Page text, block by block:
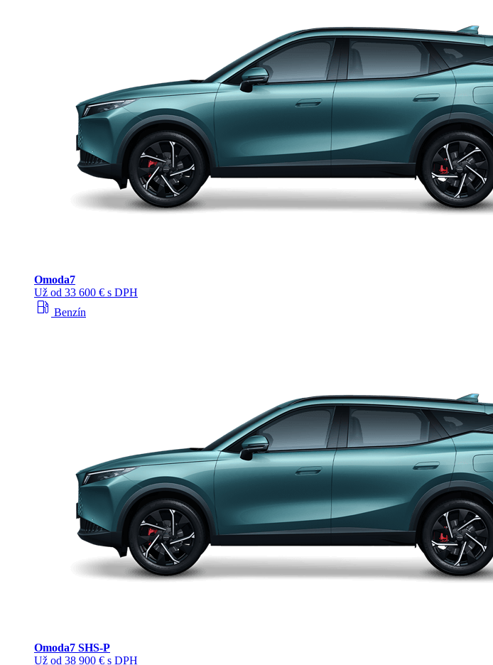
Omoda7
Už od 33 600 € s DPH
local_gas_station Benzín
Omoda7 SHS-P
Už od 38 900 € s DPH